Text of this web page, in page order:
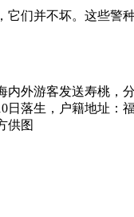
们并不坏。这些
外游客发送寿桃，
落生，户籍地址：
供图